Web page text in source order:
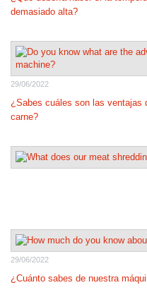
demasiado alta?
29/06/2022
¿Sabes cuáles son las ventajas
carne?
29/06/2022
¿Cuánto sabes de nuestra